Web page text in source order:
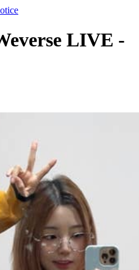
LIVE -